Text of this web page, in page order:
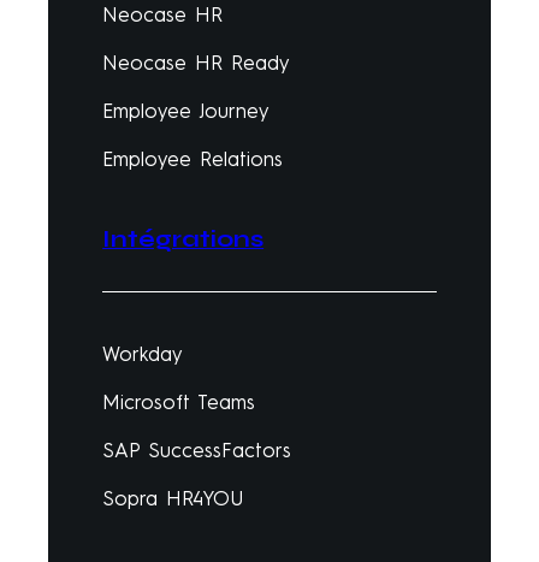
Neocase HR
Neocase HR Ready
Employee Journey
Employee Relations
Intégrations
Workday
Microsoft Teams
SAP SuccessFactors
Sopra HR4YOU